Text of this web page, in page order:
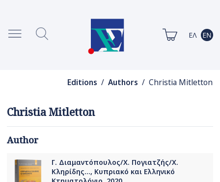
Editions / Authors / Christia Mitletton
Christia Mitletton
Author
Γ. Διαμαντόπουλος/Χ. Πογιατζής/Χ.
Κληρίδης..., Κυπριακό και Ελληνικό